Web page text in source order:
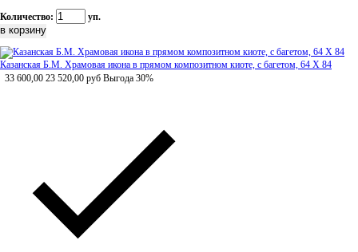
Количество: уп.
Казанская Б.М. Храмовая икона в прямом композитном киоте, с багетом, 64 Х 84
33 600,00 23 520,00 руб Выгода 30%